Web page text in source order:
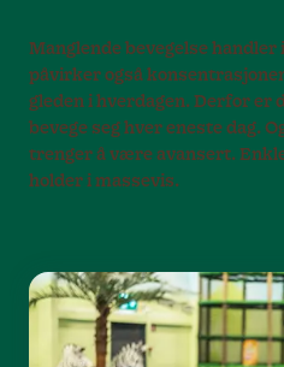
Manglende bevegelse
påvirker også
gleden i hverdagen. Derfor er
bevege seg hver eneste dag.
trenger å være avansert.
holder i massevis.